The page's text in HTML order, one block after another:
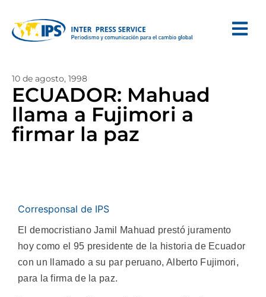
10 de agosto, 1998
ECUADOR: Mahuad
llama a Fujimori a
firmar la paz
Corresponsal de IPS
El democristiano Jamil Mahuad prestó juramento
hoy como el 95 presidente de la historia de Ecuador
con un llamado a su par peruano, Alberto Fujimori,
para la firma de la paz.